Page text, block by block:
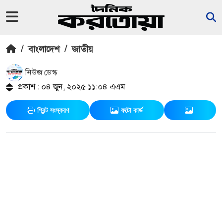
/ বাংলাদেশ / জাতীয়
নিউজ ডেস্ক
প্রকাশ : ০৪ জুন, ২০২৫ ১১:০৪ এএম
প্রিন্ট সংস্করণ ফটো কার্ড